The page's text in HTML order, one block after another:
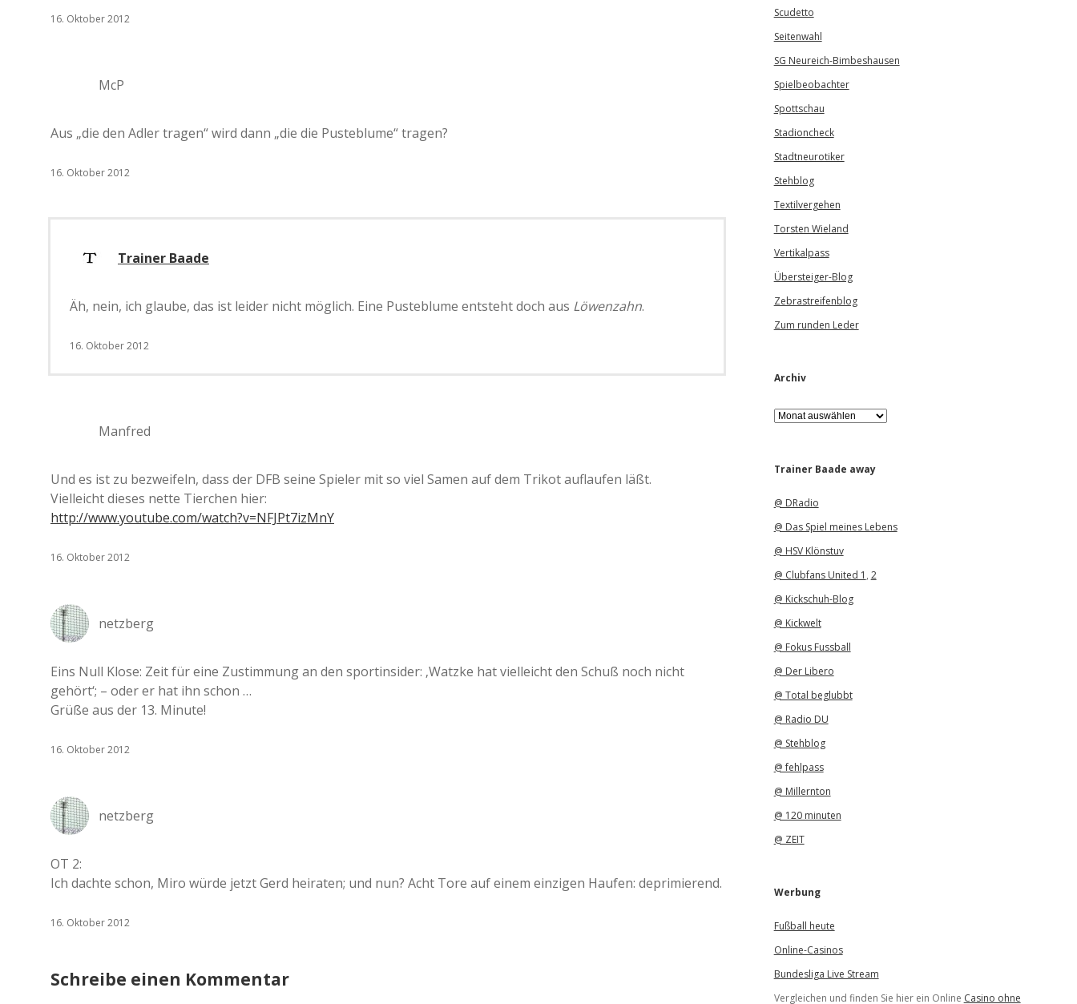
16. Oktober 2012
McP
Aus „die den Adler tragen“ wird dann „die die Pusteblume“ tragen?
16. Oktober 2012
Trainer Baade
Äh, nein, ich glaube, das ist leider nicht möglich. Eine Pusteblume entsteht doch aus Löwenzahn.
16. Oktober 2012
Manfred
Und es ist zu bezweifeln, dass der DFB seine Spieler mit so viel Samen auf dem Trikot auflaufen läßt.
Vielleicht dieses nette Tierchen hier:
http://www.youtube.com/watch?v=NFJPt7izMnY
16. Oktober 2012
netzberg
Eins Null Klose: Zeit für eine Zustimmung an den sportinsider: ‚Watzke hat vielleicht den Schuß noch nicht
gehört‘; – oder er hat ihn schon …
Grüße aus der 13. Minute!
16. Oktober 2012
netzberg
OT 2:
Ich dachte schon, Miro würde jetzt Gerd heiraten; und nun? Acht Tore auf einem einzigen Haufen: deprimierend.
16. Oktober 2012
Schreibe einen Kommentar
Scudetto
Seitenwahl
SG Neureich-Bimbeshausen
Spielbeobachter
Spottschau
Stadioncheck
Stadtneurotiker
Stehblog
Textilvergehen
Torsten Wieland
Vertikalpass
Übersteiger-Blog
Zebrastreifenblog
Zum runden Leder
Archiv
A
r
iTrainer Baade away
@ DRadio
@ Das Spiel meines Lebens
@ HSV Klönstuv
@ Clubfans United 1 , 2
@ Kickschuh-Blog
@ Kickwelt
@ Fokus Fussball
@ Der Libero
@ Total beglubbt
@ Radio DU
@ Stehblog
@ fehlpass
@ Millernton
@ 120 minuten
@ ZEIT
Werbung
Fußball heute
Online-Casinos
Bundesliga Live Stream
Vergleichen und finden Sie hier ein Online Casino ohne